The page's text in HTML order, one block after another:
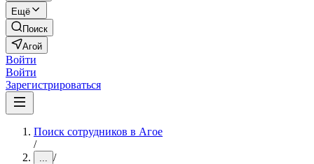
Ещё
Поиск
Агой
Войти
Войти
Зарегистрироваться
Поиск сотрудников в Агое
/
... /